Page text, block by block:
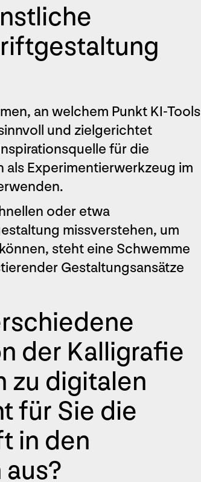
an welchem Punkt KI-Tools
und zielgerichtet
für die
Experimentierwerkzeug im
oder etwa
missverstehen, um
steht eine Schwemme
Gestaltungsansätze
der Kalligrafie
zu digitalen
für Sie die
in den